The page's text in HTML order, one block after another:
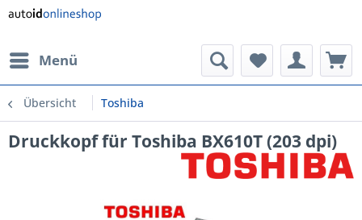
Menü
Übersicht Toshiba
Druckkopf für Toshiba BX610T (203 dpi)